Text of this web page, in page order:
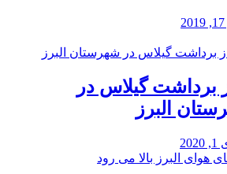
برداشت گیلاس در
البرز